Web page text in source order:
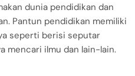
dunia pendidikan dan
Pantun pendidikan memiliki
seperti berisi seputar
mencari ilmu dan lain-lain.